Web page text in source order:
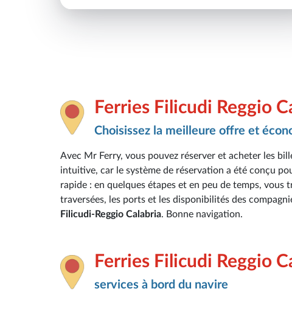
Ferries Filicudi Reggio
Choisissez la meilleure offre et
Avec Mr Ferry, vous pouvez réserver et acheter les
intuitive, car le système de réservation a été conçu
rapide : en quelques étapes et en peu de temps,
traversées, les ports et les disponibilités des
Filicudi-Reggio Calabria. Bonne navigation.
Ferries Filicudi Reggio
services à bord du navire